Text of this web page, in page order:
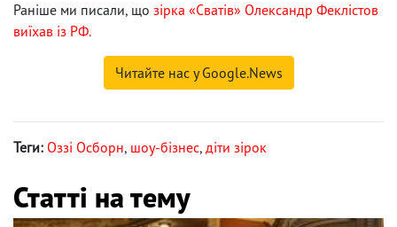
Раніше ми писали, що зірка «Сватів» Олександр Феклістов
виїхав із РФ.
Читайте нас у Google.News
Теги: Оззі Осборн, шоу-бізнес, діти зірок
Статті на тему